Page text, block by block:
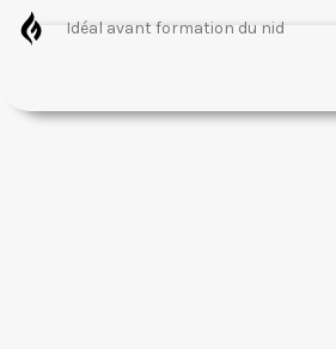
Idéal avant formation du nid